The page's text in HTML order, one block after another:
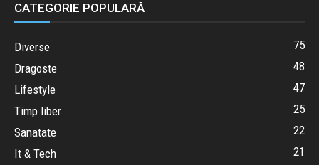
CATEGORIE POPULARĂ
Diverse
75
Dragoste
48
Lifestyle
47
Timp liber
25
Sanatate
22
It & Tech
21